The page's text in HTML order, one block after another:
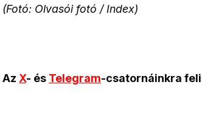
(Fotó: Olvasói fotó / Index)
Az X- és Telegram-csatornáinkra